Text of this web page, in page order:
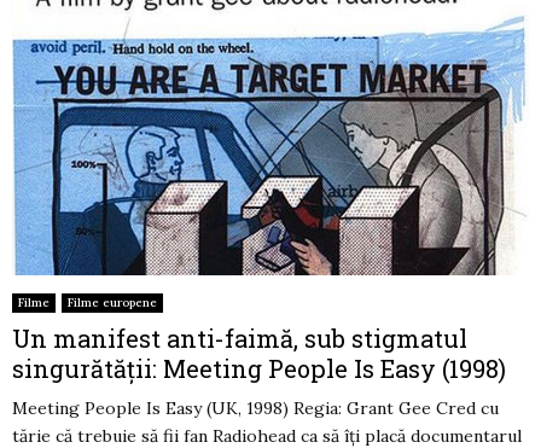
Filme Filme europene
Un manifest anti-faimă, sub stigmatul
singurătății: Meeting People Is Easy (1998)
Meeting People Is Easy (UK, 1998) Regia: Grant Gee Cred cu
tărie că trebuie să fii fan Radiohead ca să îți placă documentarul